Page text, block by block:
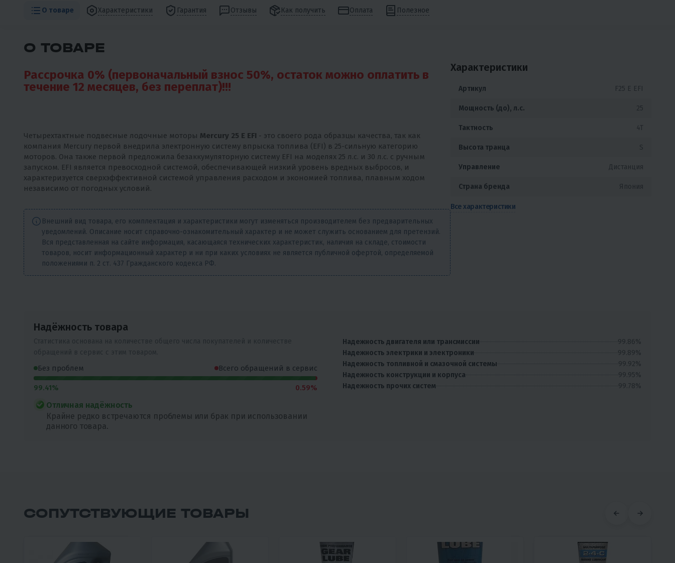
О товаре Характеристики Гарантия Отзывы Как получить Оплата Полезное
О ТОВАРЕ
Рассрочка 0% (первоначальный взнос 50%, остаток можно оплатить в
течение 12 месяцев, без переплат)!!!
Четырехтактные подвесные лодочные моторы Mercury 25 E EFI - это своего рода образцы качества, так как
компания Mercury первой внедрила электронную систему впрыска топлива (EFI) в 25-сильную категорию
моторов. Она также первой предложила безаккумуляторную систему EFI на моделях 25 л.с. и 30 л.с. с ручным
запуском. EFI является превосходной системой, обеспечивающей низкий уровень вредных выбросов, и
характеризуется сверхэффективной системой управления расходом и экономией топлива, плавным ходом
независимо от погодных условий.
Внешний вид товара, его комплектация и характеристики могут изменяться производителем без предварительных
уведомлений. Описание носит справочно-ознакомительный характер и не может служить основанием для претензий.
Вся представленная на сайте информация, касающаяся технических характеристик, наличия на складе, стоимости
товаров, носит информационный характер и ни при каких условиях не является публичной офертой, определяемой
положениями п. 2 ст. 437 Гражданского кодекса РФ.
Характеристики
Артикул F25 E EFI
Мощность (до), л.с. 25
Тактность 4T
Высота транца S
Управление Дистанция
Страна бренда Япония
Все характеристики
Надёжность товара
Без проблем Всего обращений в сервис
99.41% 0.59%
Отличная надёжность
Крайне редко встречаются проблемы или брак при использовании
данного товара.
Надежность двигателя или трансмиссии
99.86%
Надежность электрики и электроники
99.89%
Надежность топливной и смазочной системы
99.92%
Надежность конструкции и корпуса
99.95%
Надежность прочих систем
99.78%
СОПУТСТВУЮЩИЕ ТОВАРЫ